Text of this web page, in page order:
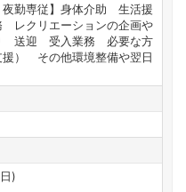
夜勤専従】身体介助 生活援
クリエーションの企画や
送迎 受入業務 必要な方
援） その他環境整備や翌日
)